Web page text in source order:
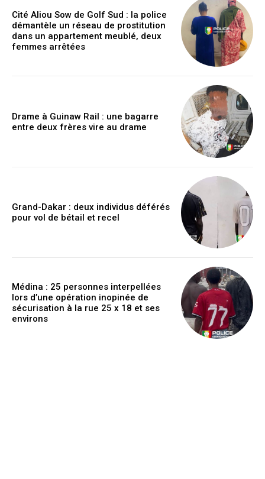
Cité Aliou Sow de Golf Sud : la police
démantèle un réseau de prostitution
dans un appartement meublé, deux
femmes arrêtées
Drame à Guinaw Rail : une bagarre
entre deux frères vire au drame
Grand-Dakar : deux individus déférés
pour vol de bétail et recel
Médina : 25 personnes interpellées
lors d’une opération inopinée de
sécurisation à la rue 25 x 18 et ses
environs